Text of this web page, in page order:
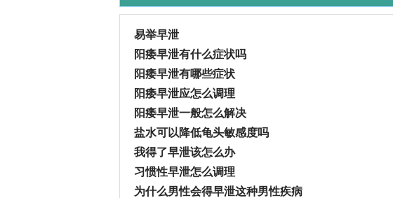
易举早泄
阳痿早泄有什么症状吗
阳痿早泄有哪些症状
阳痿早泄应怎么调理
阳痿早泄一般怎么解决
盐水可以降低龟头敏感度吗
我得了早泄该怎么办
习惯性早泄怎么调理
为什么男性会得早泄这种男性疾病